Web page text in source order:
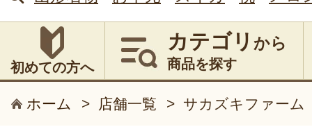
初めての方へ
カテゴリ から
商品を探す
ホーム > 店舗一覧 > サカズキファーム